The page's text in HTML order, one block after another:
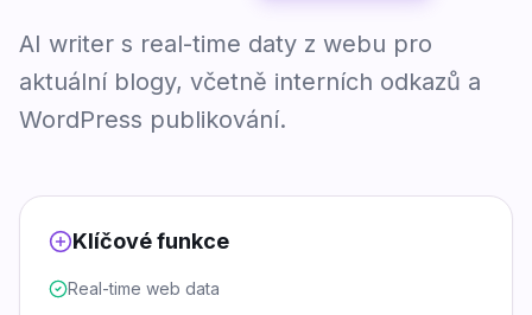
AI writer s real-time daty z webu pro
aktuální blogy, včetně interních odkazů a
WordPress publikování.
Klíčové funkce
Real-time web data